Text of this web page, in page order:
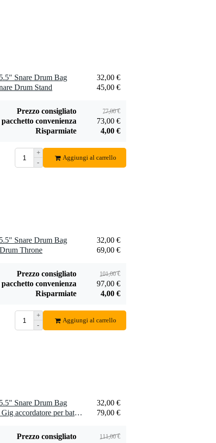
Snare Drum Bag
32,00 €
Drum Stand
45,00 €
Prezzo consigliato 77,00 €
convenienza
73,00 €
Risparmiate
4,00 €
+
-
Aggiungi al carrello
Snare Drum Bag
32,00 €
Throne
69,00 €
Prezzo consigliato 101,00 €
convenienza
97,00 €
Risparmiate
4,00 €
+
-
Aggiungi al carrello
Snare Drum Bag
32,00 €
1 x Overtone Labs Tune Bot Gig accordatore per batteria
79,00 €
Prezzo consigliato 111,00 €